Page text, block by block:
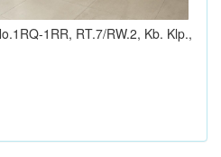
1RR, RT.7/RW.2, Kb. Klp.,